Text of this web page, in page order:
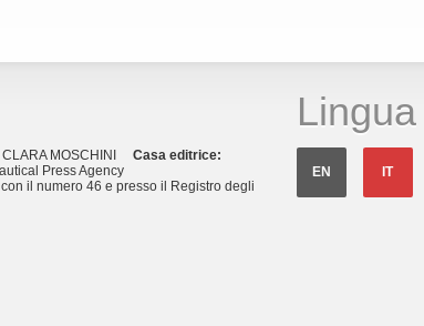
CLARA MOSCHINI Casa editrice:
Press Agency
il numero 46 e presso il Registro degli
Lingua
EN IT